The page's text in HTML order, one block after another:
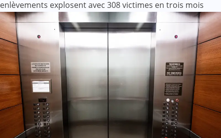
enlèvements explosent avec 308 victimes en trois mois